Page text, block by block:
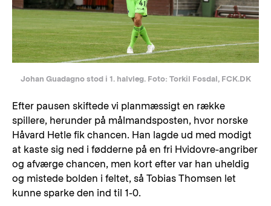
Johan Guadagno stod i 1. halvleg. Foto: Torkil Fosdal, FCK.DK
Efter pausen skiftede vi planmæssigt en række
spillere, herunder på målmandsposten, hvor norske
Håvard Hetle fik chancen. Han lagde ud med modigt
at kaste sig ned i fødderne på en fri Hvidovre-angriber
og afværge chancen, men kort efter var han uheldig
og mistede bolden i feltet, så Tobias Thomsen let
kunne sparke den ind til 1-0.